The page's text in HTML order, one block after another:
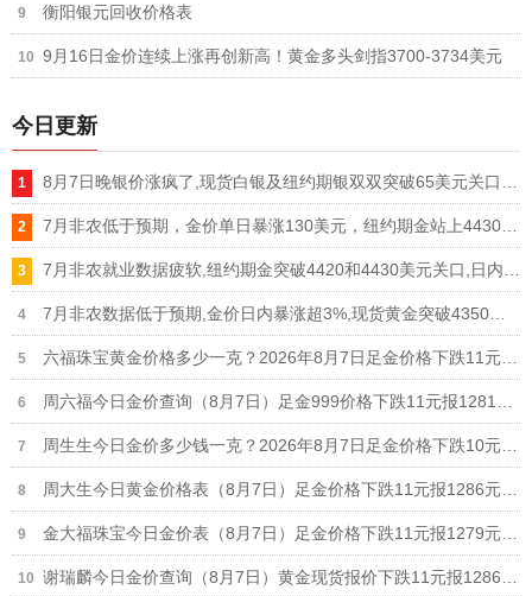
衡阳银元回收价格表
9月16日金价连续上涨再创新高！黄金多头剑指3700-3734美元
今日更新